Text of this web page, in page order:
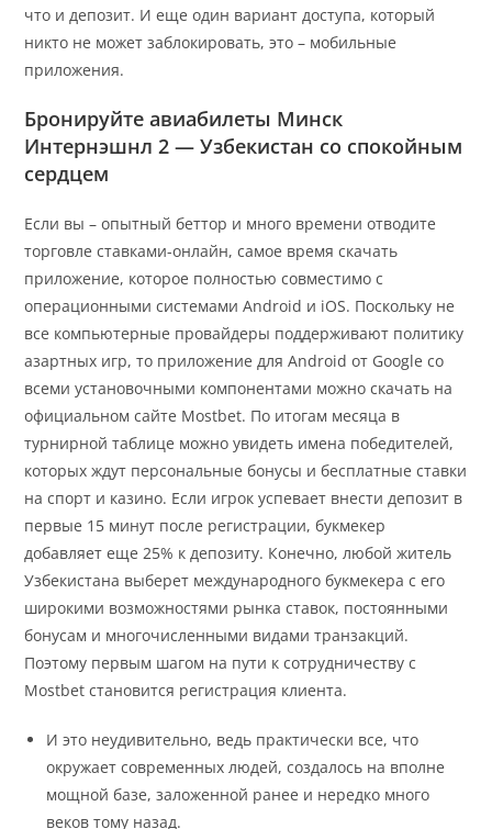
что и депозит. И еще один вариант доступа, который
никто не может заблокировать, это – мобильные
приложения.
Бронируйте авиабилеты Минск
Интернэшнл 2 — Узбекистан со спокойным
сердцем
Если вы – опытный беттор и много времени отводите
торговле ставками-онлайн, самое время скачать
приложение, которое полностью совместимо с
операционными системами Android и iOS. Поскольку не
все компьютерные провайдеры поддерживают политику
азартных игр, то приложение для Android от Google со
всеми установочными компонентами можно скачать на
официальном сайте Mostbet. По итогам месяца в
турнирной таблице можно увидеть имена победителей,
которых ждут персональные бонусы и бесплатные ставки
на спорт и казино. Если игрок успевает внести депозит в
первые 15 минут после регистрации, букмекер
добавляет еще 25% к депозиту. Конечно, любой житель
Узбекистана выберет международного букмекера с его
широкими возможностями рынка ставок, постоянными
бонусам и многочисленными видами транзакций.
Поэтому первым шагом на пути к сотрудничеству с
Mostbet становится регистрация клиента.
И это неудивительно, ведь практически все, что
окружает современных людей, создалось на вполне
мощной базе, заложенной ранее и нередко много
веков тому назад.